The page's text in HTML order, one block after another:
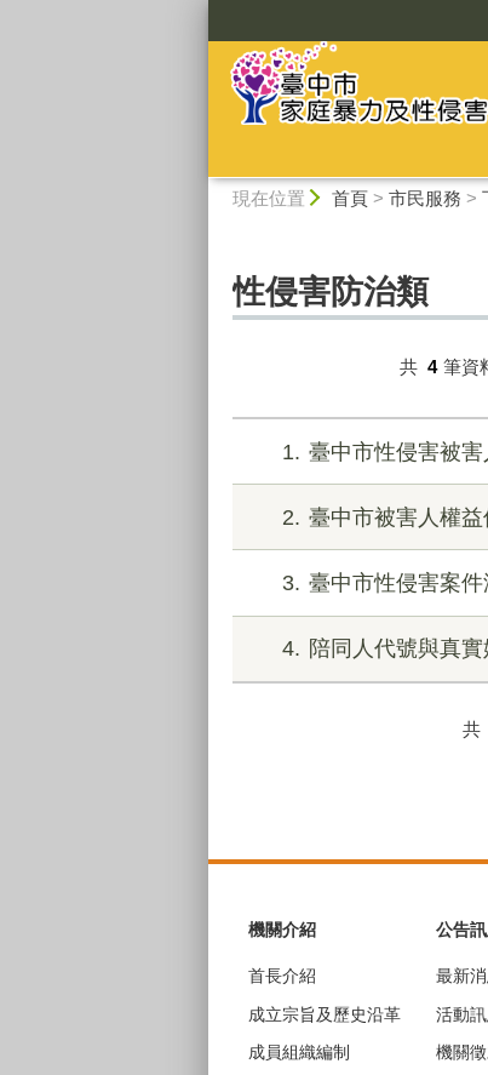
現在位置 首頁> 市民服務 >
性侵害防治類
共 4 筆資
1 臺中市性侵害被
2 臺中市被害人權
3 臺中市性侵害案
4 陪同人代號與真
共
機關介紹
首長介紹
成立宗旨及歷史沿革
成員組織編制
公告
最新
活動
機關